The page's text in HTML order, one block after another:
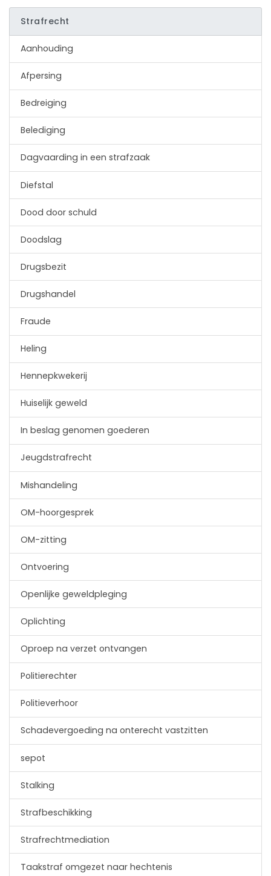
Strafrecht
Aanhouding
Afpersing
Bedreiging
Belediging
Dagvaarding in een strafzaak
Diefstal
Dood door schuld
Doodslag
Drugsbezit
Drugshandel
Fraude
Heling
Hennepkwekerij
Huiselijk geweld
In beslag genomen goederen
Jeugdstrafrecht
Mishandeling
OM-hoorgesprek
OM-zitting
Ontvoering
Openlijke geweldpleging
Oplichting
Oproep na verzet ontvangen
Politierechter
Politieverhoor
Schadevergoeding na onterecht vastzitten
sepot
Stalking
Strafbeschikking
Strafrechtmediation
Taakstraf omgezet naar hechtenis